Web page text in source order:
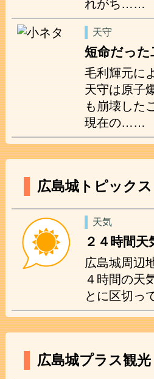
れがち……
天守
短命だった
毛利輝元に
天守は原子
も崩壊した
現在の……
広島城トピックス
天気
２４時間天
広島城周辺
４時間の天
とに区切っ
広島城プラス観光